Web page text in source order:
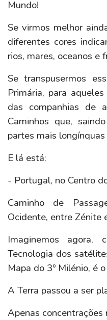
Mundo!
Se virmos melhor
diferentes cores
rios, mares, oceanos e
Se transpusermos
Primária, para
das companhias de
Caminhos que,
partes mais
E lá está:
- Portugal, no Centro
Caminho de
Ocidente, entre Zénite
Imaginemos
Tecnologia dos
Mapa do 3º Milénio, é
A Terra passou a ser
Apenas concentrações